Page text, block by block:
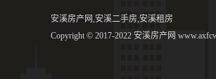
安溪房产网,安溪二手房,安溪租房
Copyright © 2017-2022 安溪房产网